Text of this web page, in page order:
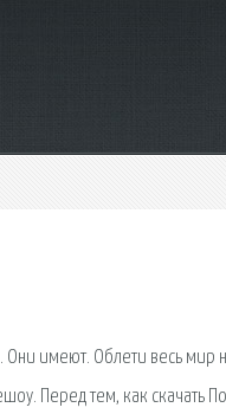
Они имеют. Облети весь мир
Перед тем, как скачать